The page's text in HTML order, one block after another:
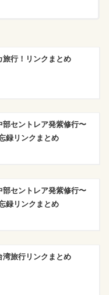
旅行！リンクまとめ
部セントレア発紫修行〜
録リンクまとめ
部セントレア発紫修行〜
録リンクまとめ
湾旅行リンクまとめ